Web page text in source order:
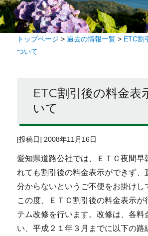
トップページ >過去の情報一覧 > ETC割
ついて
ETC割引後の料金表
いて
[投稿日] 2008年11月16日
愛知県道路公社では、ＥＴＣ夜間早
れても割引後の料金表示ができず、
分からないというご不便をお掛けし
この度、ＥＴＣ割引後の料金表示が
テム改修を行います。改修は、各料
い、平成２１年３月までに以下の路